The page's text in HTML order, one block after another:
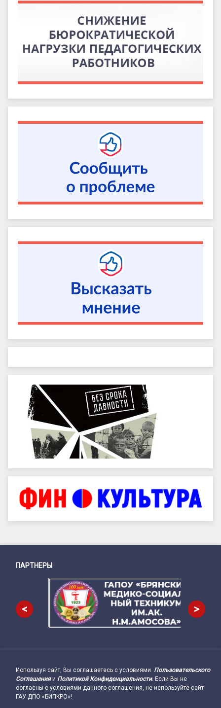
Снизу
ПАРТНЕРЫ
< >
Подвал сайта → влево
Используя сайт, Вы соглашаетесь с условиями Пользовательского
Соглашенияи Политикой Конфиденциальности. Если Вы не
согласны с условиями данного соглашения, не используйте сайт
ГАУ ДПО «БИПКРО»!